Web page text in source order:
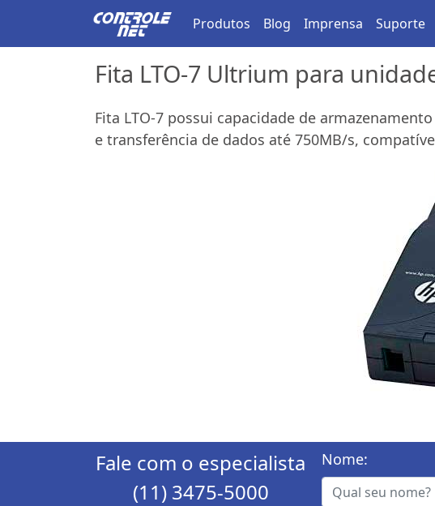
Produtos Blog Imprensa Suporte
Fita LTO-7 Ultrium para
Fita LTO-7 possui capacidade de
e transferência de dados até 750MB/s,
Fale com o especialista
(11) 3475-5000
Nome: